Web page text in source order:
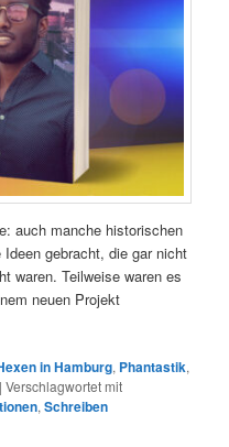
auch manche historischen
gebracht, die gar nicht
waren. Teilweise waren es
neuen Projekt
in Hamburg, Phantastik,
|Verschlagwortet mit
,Schreiben